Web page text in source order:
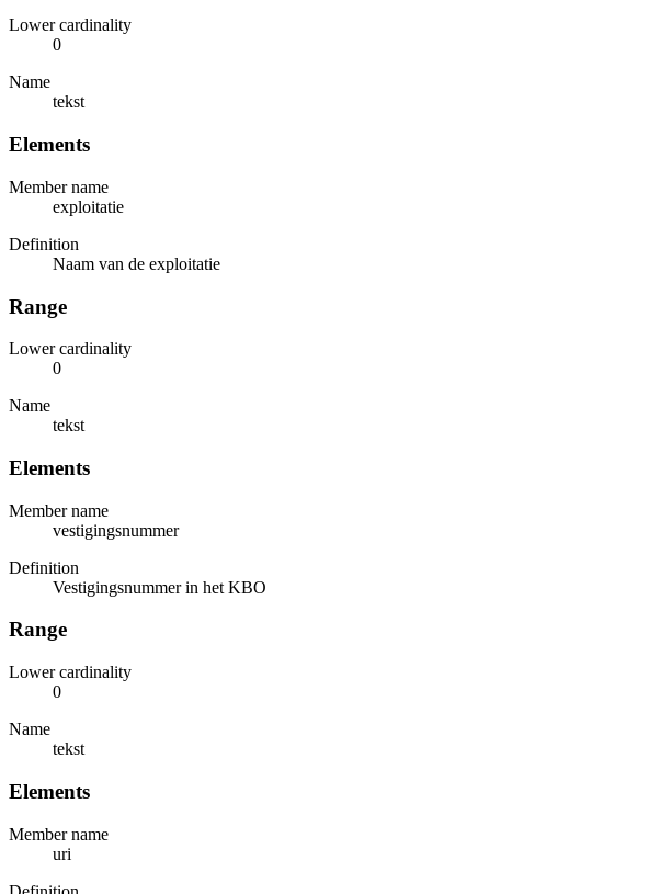
Lower cardinality
0
Name
tekst
Elements
Member name
exploitatie
Definition
Naam van de exploitatie
Range
Lower cardinality
0
Name
tekst
Elements
Member name
vestigingsnummer
Definition
Vestigingsnummer in het KBO
Range
Lower cardinality
0
Name
tekst
Elements
Member name
uri